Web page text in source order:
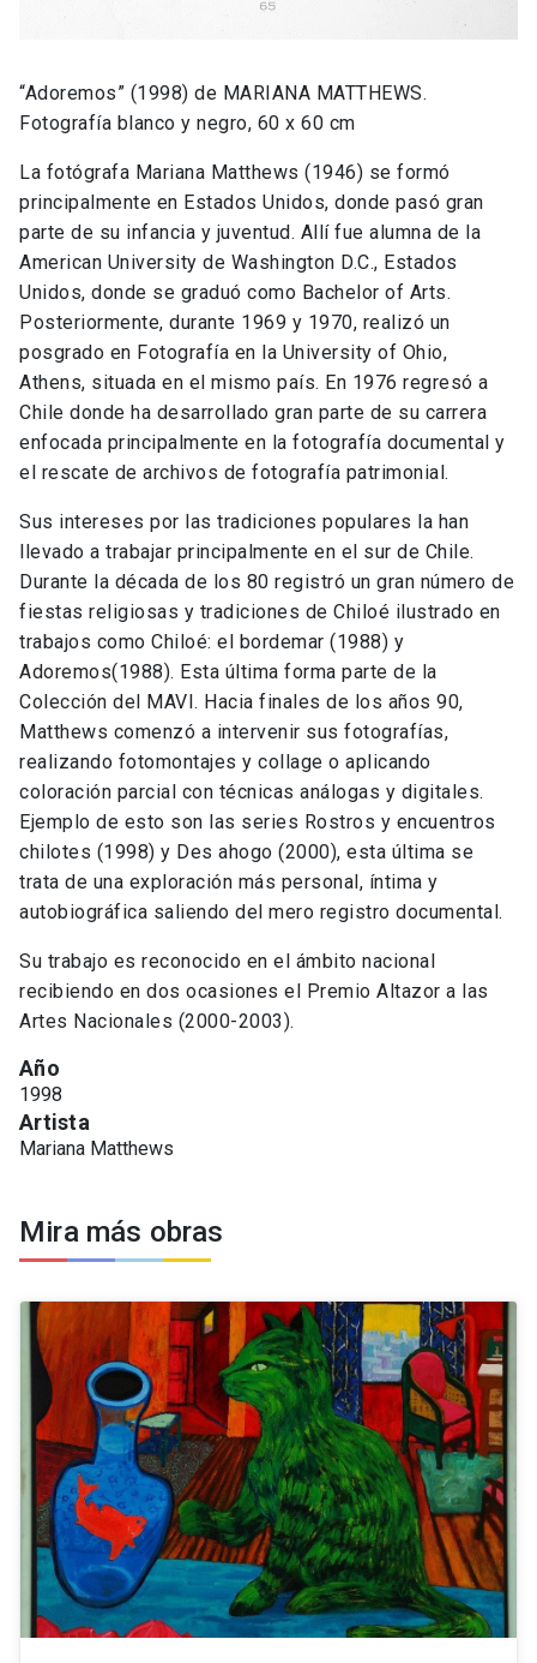
“Adoremos” (1998) de MARIANA MATTHEWS.
Fotografía blanco y negro, 60 x 60 cm
La fotógrafa Mariana Matthews (1946) se formó
principalmente en Estados Unidos, donde pasó gran
parte de su infancia y juventud. Allí fue alumna de la
American University de Washington D.C., Estados
Unidos, donde se graduó como Bachelor of Arts.
Posteriormente, durante 1969 y 1970, realizó un
posgrado en Fotografía en la University of Ohio,
Athens, situada en el mismo país. En 1976 regresó a
Chile donde ha desarrollado gran parte de su carrera
enfocada principalmente en la fotografía documental y
el rescate de archivos de fotografía patrimonial.
Sus intereses por las tradiciones populares la han
llevado a trabajar principalmente en el sur de Chile.
Durante la década de los 80 registró un gran número de
fiestas religiosas y tradiciones de Chiloé ilustrado en
trabajos como Chiloé: el bordemar (1988) y
Adoremos(1988). Esta última forma parte de la
Colección del MAVI. Hacia finales de los años 90,
Matthews comenzó a intervenir sus fotografías,
realizando fotomontajes y collage o aplicando
coloración parcial con técnicas análogas y digitales.
Ejemplo de esto son las series Rostros y encuentros
chilotes (1998) y Des ahogo (2000), esta última se
trata de una exploración más personal, íntima y
autobiográfica saliendo del mero registro documental.
Su trabajo es reconocido en el ámbito nacional
recibiendo en dos ocasiones el Premio Altazor a las
Artes Nacionales (2000-2003).
Año
1998
Artista
Mariana Matthews
Mira más obras